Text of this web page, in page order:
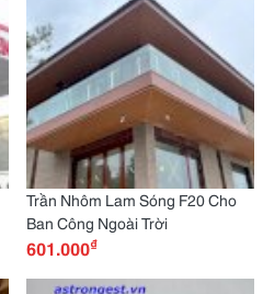
Trần Nhôm Lam Sóng F20 Cho
Ban Công Ngoài Trời
601.000₫